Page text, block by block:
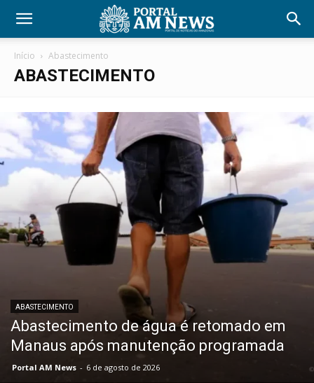
Início Abastecimento
ABASTECIMENTO
ABASTECIMENTO
Abastecimento de água é retomado em
Manaus após manutenção programada
Portal AM News - 6 de agosto de 2026